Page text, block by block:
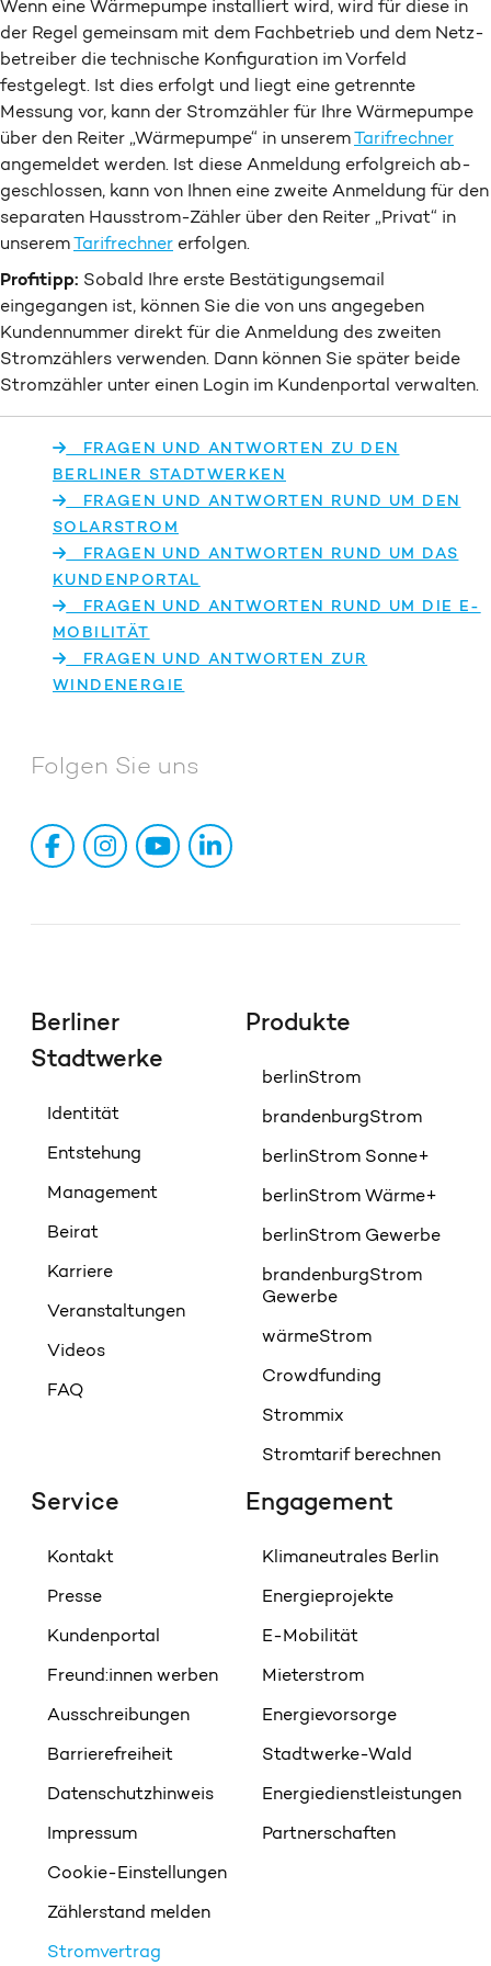
Wenn eine Wärme­pumpe installiert wird, wird für diese in
der Regel gemeinsam mit dem Fach­betrieb und dem Netz­
betreiber die technische Konfiguration im Vor­feld
festgelegt. Ist dies erfolgt und liegt eine getrennte
Messung vor, kann der Strom­zähler für Ihre Wärme­pumpe
über den Reiter „Wärme­pumpe“ in unseremTarif­rechner
angemeldet werden. Ist diese Anmeldung erfolgreich ab­
ge­schlossen, kann von Ihnen eine zweite Anmeldung für den
separaten Haus­strom-Zähler über den Reiter „Privat“ in
unseremTarif­rechner erfolgen.
Profitipp: Sobald Ihre erste Bestätigungs­email
eingegangen ist, können Sie die von uns angegeben
Kunden­nummer direkt für die Anmeldung des zweiten
Strom­zählers verwenden. Dann können Sie später beide
Strom­zähler unter einen Login im Kunden­portal verwalten.
FRAGEN UND ANTWORTEN ZU DEN
BERLINER STADTWERKEN
FRAGEN UND ANTWORTEN RUND UM DEN
SOLARSTROM
FRAGEN UND ANTWORTEN RUND UM DAS
KUNDENPORTAL
FRAGEN UND ANTWORTEN RUND UM DIE E-
MOBILITÄT
FRAGEN UND ANTWORTEN ZUR
WINDENERGIE
Folgen Sie uns
Berliner
Stadtwerke
Identität
Entstehung
Management
Beirat
Karriere
Veranstaltungen
Videos
FAQ
Produkte
berlinStrom
brandenburgStrom
berlinStrom Sonne+
berlinStrom Wärme+
berlinStrom Gewerbe
brandenburgStrom
Gewerbe
wärmeStrom
Crowdfunding
Strommix
Stromtarif berechnen
Service
Kontakt
Presse
Kundenportal
Freund:innen werben
Ausschreibungen
Barrierefreiheit
Datenschutzhinweis
Impressum
Cookie-Einstellungen
Zählerstand melden
Stromvertrag
Engagement
Klimaneutrales Berlin
Energieprojekte
E-Mobilität
Mieterstrom
Energievorsorge
Stadtwerke-Wald
Energiedienstleistungen
Partnerschaften